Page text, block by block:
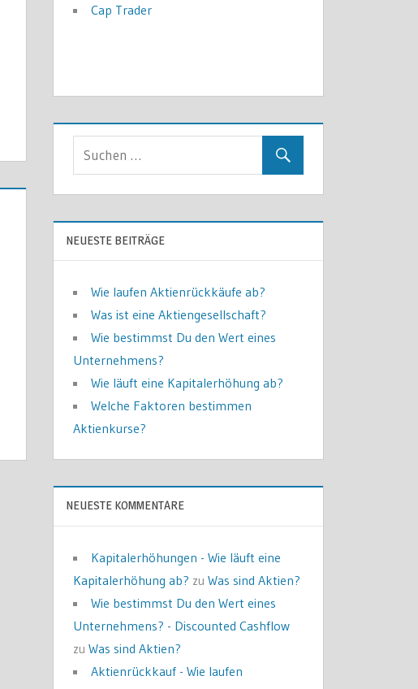
Cap Trader
NEUESTE BEITRÄGE
Wie laufen Aktienrückkäufe ab?
Was ist eine Aktiengesellschaft?
Wie bestimmst Du den Wert eines
Unternehmens?
Wie läuft eine Kapitalerhöhung ab?
Welche Faktoren bestimmen
Aktienkurse?
NEUESTE KOMMENTARE
Kapitalerhöhungen - Wie läuft eine
Kapitalerhöhung ab? zuWas sind Aktien?
Wie bestimmst Du den Wert eines
Unternehmens? - Discounted Cashflow
zuWas sind Aktien?
Aktienrückkauf - Wie laufen